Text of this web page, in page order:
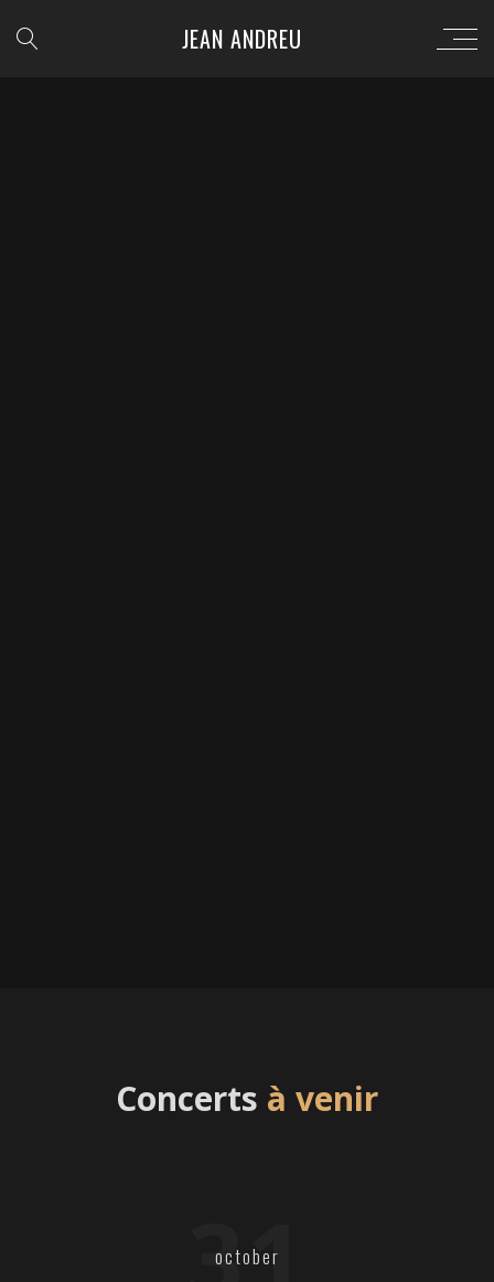
JEAN ANDREU
Concerts à venir
october